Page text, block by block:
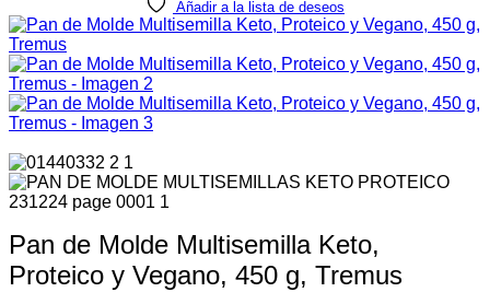
Añadir a la lista de deseos
Pan de Molde Multisemilla Keto,
Proteico y Vegano, 450 g, Tremus